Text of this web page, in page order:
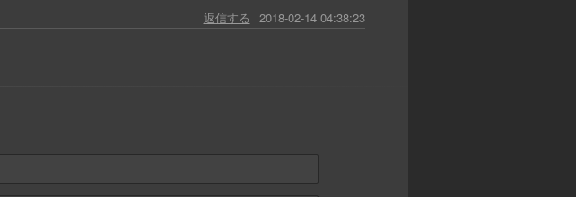
2018-02-14 04:38:23
返信する